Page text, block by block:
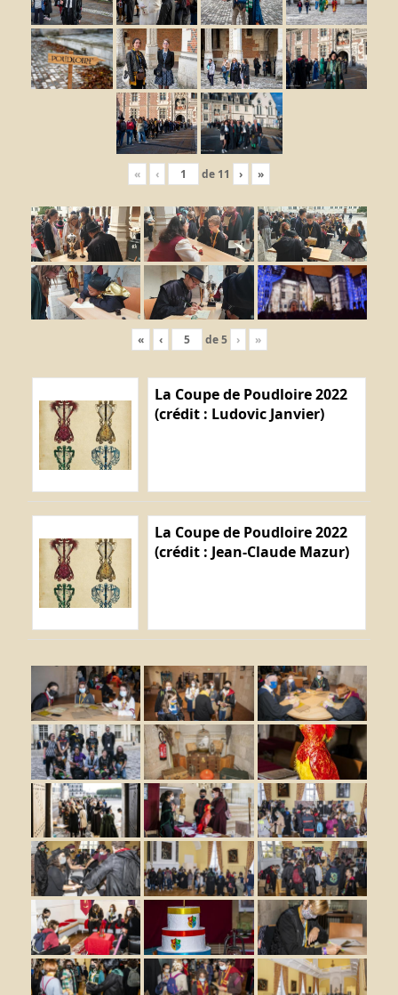
« ‹ de 11 › »
« ‹ de5 › »
La Coupe de Poudloire 2022
(crédit : Ludovic Janvier)
La Coupe de Poudloire 2022
(crédit : Jean-Claude Mazur)